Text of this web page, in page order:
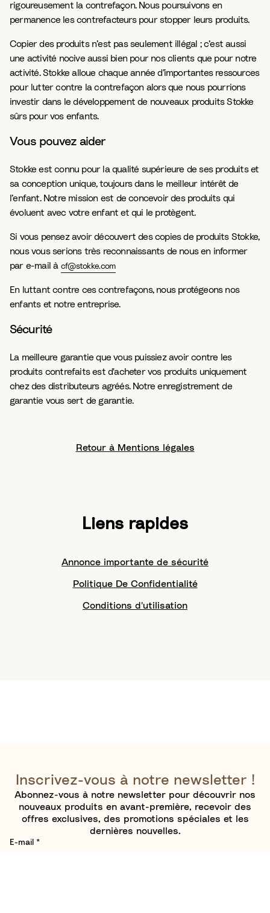
rigoureusement la contrefaçon. Nous poursuivons en
permanence les contrefacteurs pour stopper leurs produits.
Copier des produits n’est pas seulement illégal ; c’est aussi
une activité nocive aussi bien pour nos clients que pour notre
activité. Stokke alloue chaque année d’importantes ressources
pour lutter contre la contrefaçon alors que nous pourrions
investir dans le développement de nouveaux produits Stokke
sûrs pour vos enfants.
Vous pouvez aider
Stokke est connu pour la qualité supérieure de ses produits et
sa conception unique, toujours dans le meilleur intérêt de
l’enfant. Notre mission est de concevoir des produits qui
évoluent avec votre enfant et qui le protègent.
Si vous pensez avoir découvert des copies de produits Stokke,
nous vous serions très reconnaissants de nous en informer
par e-mail à cf@stokke.com
En luttant contre ces contrefaçons, nous protégeons nos
enfants et notre entreprise.
Sécurité
La meilleure garantie que vous puissiez avoir contre les
produits contrefaits est d'acheter vos produits uniquement
chez des distributeurs agréés. Notre enregistrement de
garantie vous sert de garantie.
Retour à Mentions légales
Liens rapides
Annonce importante de sécurité
Politique De Confidentialité
Conditions d'utilisation
Inscrivez-vous à notre newsletter !
Abonnez-vous à notre newsletter pour découvrir nos
nouveaux produits en avant-première, recevoir des
offres exclusives, des promotions spéciales et les
dernières nouvelles.
E-mail *